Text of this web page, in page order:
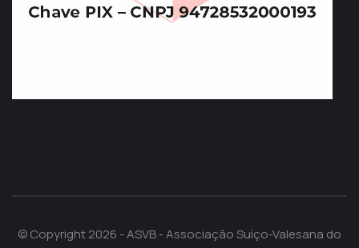
© Copyright 2026 - ASVB - Associação Suíço-Valesana do